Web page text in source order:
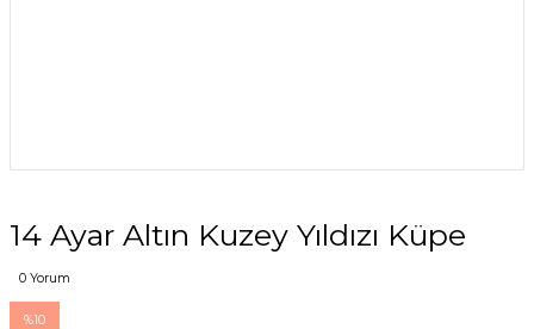
14 Ayar Altın Kuzey Yıldızı Küpe
0 Yorum
%10